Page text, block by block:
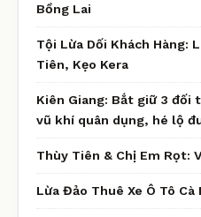
Bồng Lai
Tội Lừa Dối Khách Hàng:
Tiên, Kẹo Kera
Kiên Giang: Bắt giữ 3
vũ khí quân dụng, hé lộ
Thùy Tiên & Chị Em Rọt:
Lừa Đảo Thuê Xe Ô Tô Cà